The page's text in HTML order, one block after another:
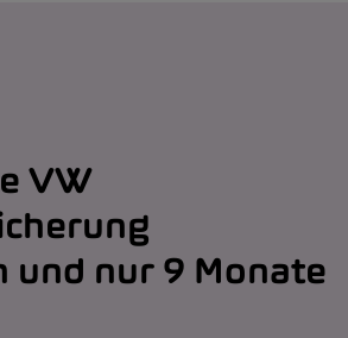
VW
und nur 9 Monate